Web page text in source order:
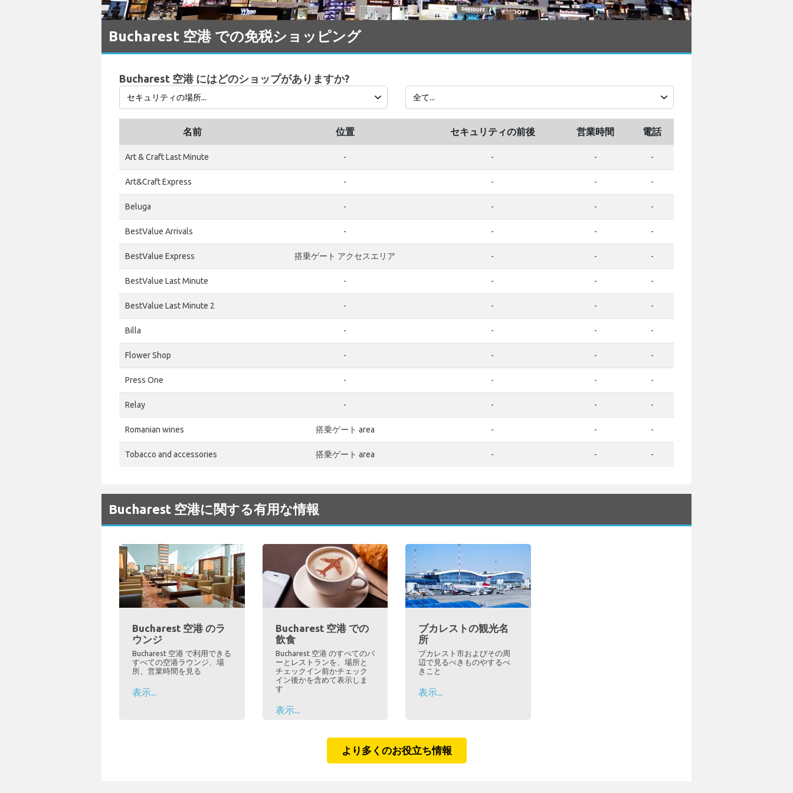
Bucharest 空港 での免税ショッピング
Bucharest 空港 にはどのショップがありますか?
名前 位置 セキュリティの前後 営業時間 電話
Art & Craft Last Minute - - - -
Art&Craft Express - - - -
Beluga - - - -
BestValue Arrivals - - - -
BestValue Express 搭乗ゲート アクセスエリア - - -
BestValue Last Minute - - - -
BestValue Last Minute 2 - - - -
Billa - - - -
Flower Shop - - - -
Press One - - - -
Relay - - - -
Romanian wines 搭乗ゲート area - - -
Tobacco and accessories 搭乗ゲート area - - -
Bucharest 空港に関する有用な情報
Bucharest 空港 のラ
ウンジ
Bucharest 空港 で利用できる
すべての空港ラウンジ、場
所、営業時間を見る
表示...
Bucharest 空港 での
飲食
Bucharest 空港 のすべてのバ
ーとレストランを、場所と
チェックイン前かチェック
イン後かを含めて表示しま
す
表示...
ブカレストの観光名
所
ブカレスト市およびその周
辺で見るべきものやするべ
きこと
表示...
より多くのお役立ち情報